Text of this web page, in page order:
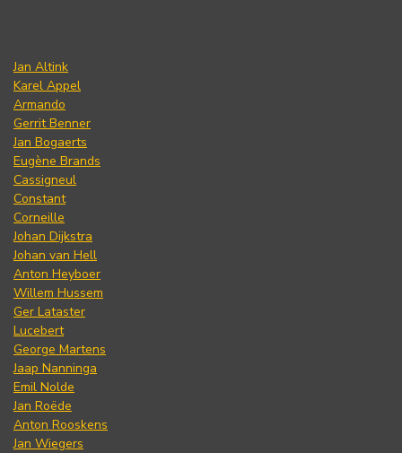
Jan Altink
Karel Appel
Armando
Gerrit Benner
Jan Bogaerts
Eugène Brands
Cassigneul
Constant
Corneille
Johan Dijkstra
Johan van Hell
Anton Heyboer
Willem Hussem
Ger Lataster
Lucebert
George Martens
Jaap Nanninga
Emil Nolde
Jan Roëde
Anton Rooskens
Jan Wiegers